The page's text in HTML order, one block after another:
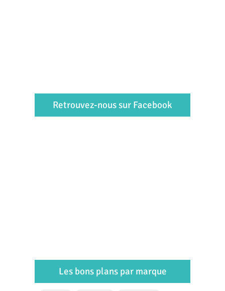
Retrouvez-nous sur Facebook
Les bons plans par marque